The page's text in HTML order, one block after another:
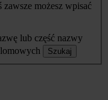
zawsze możesz wpisać
lub część nazwy
Szukaj